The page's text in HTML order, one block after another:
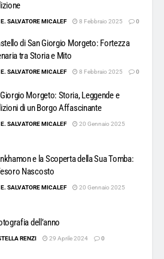
SALVATORE MICALEF 8 Febbraio 2025 0
di San Giorgio Morgeto: Fortezza
tra Storia e Mito
SALVATORE MICALEF 8 Febbraio 2025 0
Morgeto: Storia, Leggende e
di un Borgo Affascinante
SALVATORE MICALEF
20 Gennaio 2025
e la Scoperta della Sua Tomba:
Nascosto
SALVATORE MICALEF
20 Gennaio 2025
dell’anno
RENZI 29 Aprile 2024 0